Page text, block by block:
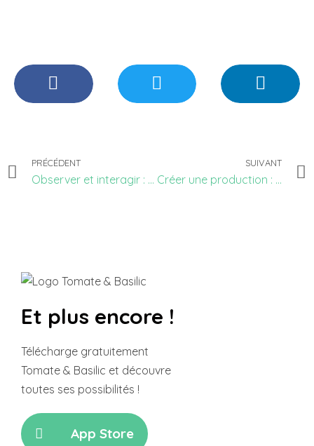
PRÉCÉDENT
Observer et interagir : principe de conception #1
SUIVANT
Créer une production : principe de conception #3
Et plus encore !
Télécharge gratuitement
Tomate & Basilic et découvre
toutes ses possibilités !
App Store